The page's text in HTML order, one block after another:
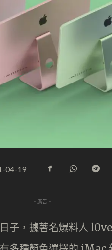
04-19
- 廣告 -
子，據著名爆料人